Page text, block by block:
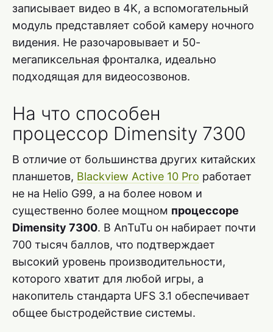
записывает видео в 4K, а вспомогательный
модуль представляет собой камеру ночного
видения. Не разочаровывает и 50-
мегапиксельная фронталка, идеально
подходящая для видеосозвонов.
На что способен
процессор Dimensity 7300
В отличие от большинства других китайских
планшетов, Blackview Active 10 Pro работает
не на Helio G99, а на более новом и
существенно более мощном процессоре
Dimensity 7300. В AnTuTu он набирает почти
700 тысяч баллов, что подтверждает
высокий уровень производительности,
которого хватит для любой игры, а
накопитель стандарта UFS 3.1 обеспечивает
общее быстродействие системы.